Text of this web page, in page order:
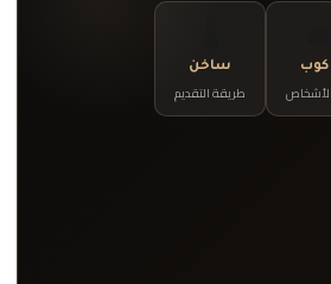
ساخن
طريقة التقديم